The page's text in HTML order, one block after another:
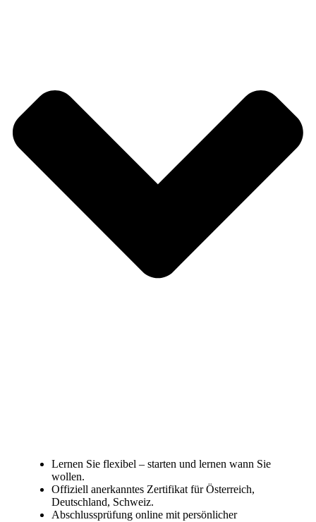
Lernen Sie flexibel – starten und lernen wann Sie
wollen.
Offiziell anerkanntes Zertifikat für Österreich,
Deutschland, Schweiz.
Abschlussprüfung online mit persönlicher